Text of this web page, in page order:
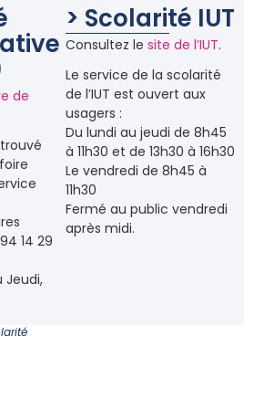
de
14 29
Jeudi,
> Scolarité IUT
Consultez le site de l’IUT.
Le service de la scolarité
de l’IUT est ouvert aux
usagers :
Du lundi au jeudi de 8h45
à 11h30 et de 13h30 à 16h30
Le vendredi de 8h45 à
11h30
Fermé au public vendredi
après midi.